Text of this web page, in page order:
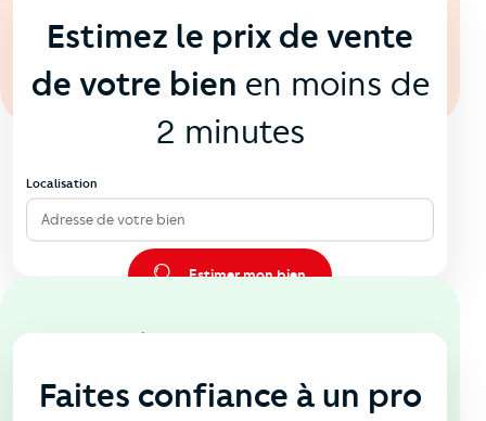
Estimez le prix de vente
de votre bien en moins de
2 minutes
Localisation
Adresse de votre bien
Estimer mon bien
En agence
Faites confiance à un pro